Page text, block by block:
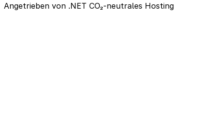
Angetrieben von .NET CO₂-neutrales Hosting